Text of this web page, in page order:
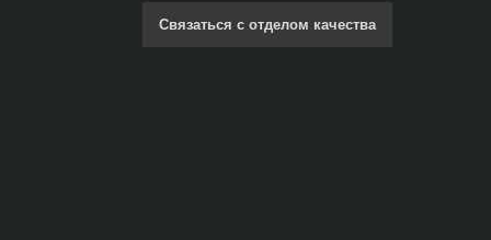
Связаться с отделом качества